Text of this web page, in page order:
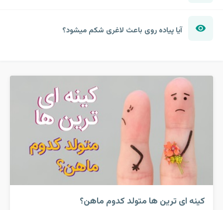
آیا پیاده روی باعث لاغری شکم میشود؟
کینه ای ترین ها متولد کدوم ماهن؟